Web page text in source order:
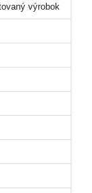
výrobok